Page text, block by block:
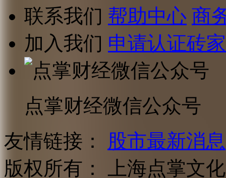
联系我们 帮助中心 商
加入我们 申请认证砖家
点掌财经微信公众号
友情链接：
股市最新消息
版权所有：
上海点掌文